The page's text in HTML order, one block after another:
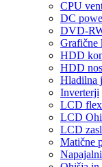
CPU
DC
DVD-
Grafične
HDD
HDD
Hladilna
Inverterji
LCD flex
LCD
LCD
Matične